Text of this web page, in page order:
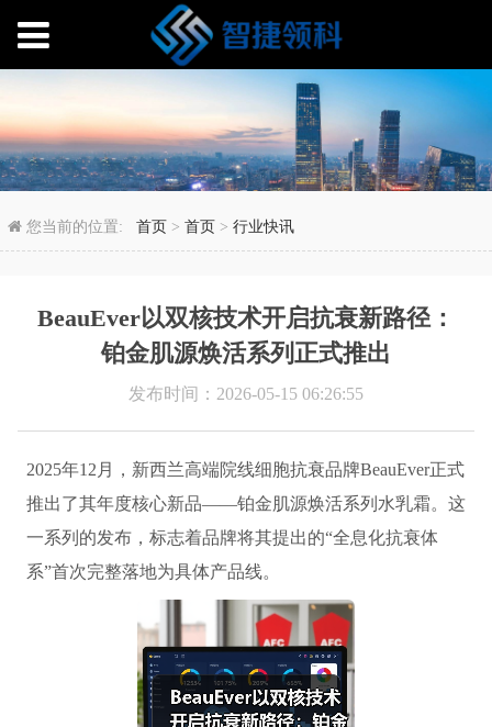
BeauEver以双核技术
您当前的位置:首页 >首页 >行业快讯
BeauEver以双核技术开启抗衰新路径：
铂金肌源焕活系列正式推出
发布时间：2026-05-15 06:26:55
2025年12月，新西兰高端院线细胞抗衰品牌BeauEver正式
推出了其年度核心新品——铂金肌源焕活系列水乳霜。这
一系列的发布，标志着品牌将其提出的“全息化抗衰体
系”首次完整落地为具体产品线。